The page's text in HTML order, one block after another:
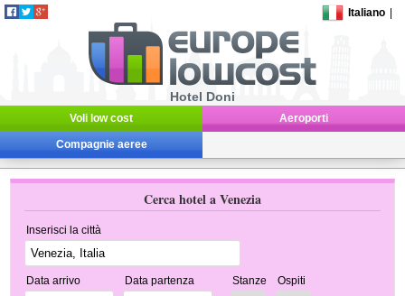
Italiano
Hotel Doni
Voli low cost Aeroporti
Compagnie aeree
Cerca hotel a Venezia
Inserisci la città
Data arrivo Data partenza Stanze Ospiti